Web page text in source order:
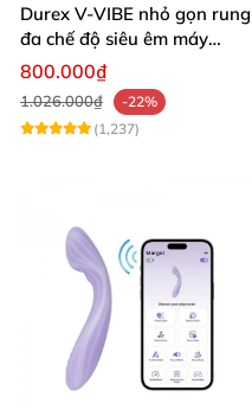
Durex V-VIBE nhỏ gọn rung
đa chế độ siêu êm máy
massage tinh yêu
800.000₫
1.026.000₫
-22%
(1,237)